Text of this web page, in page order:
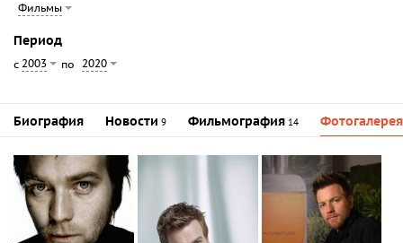
Фильмы
Период
с 2003 по 2020
Биография Новости 9 Фильмография 14 Фотогалерея